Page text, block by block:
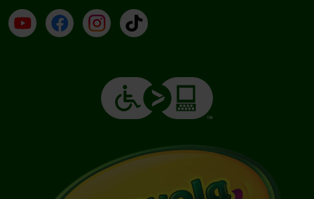
YouTube (en inglés)
Facebook (en inglés)
Instagram (en inglés)
TikTok